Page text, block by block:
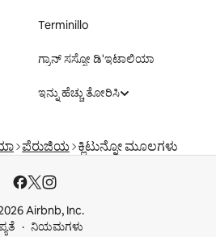
Terminillo
ಗ್ರಾನ್ ಸಸ್ಸೋ ಡಿ'ಇಟಾಲಿಯಾ
ಇನ್ನು ಹೆಚ್ಚು ತೋರಿಸಿ
ಪೆರುಜಿಯ ಕ್ಲಿಟುನ್ನೋ ಮೂಲಗಳು
Airbnb, Inc.
ನಿಯಮಗಳು